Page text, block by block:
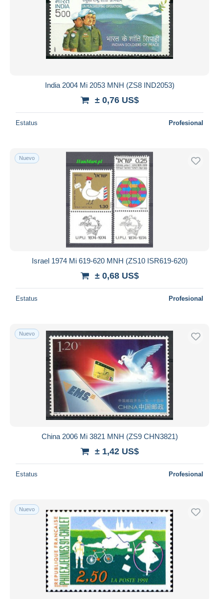
India 2004 Mi 2053 MNH (ZS8 IND2053)
± 0,76 US$
Estatus Profesional
Nuevo
Israel 1974 Mi 619-620 MNH (ZS10 ISR619-620)
± 0,68 US$
Estatus Profesional
Nuevo
China 2006 Mi 3821 MNH (ZS9 CHN3821)
± 1,42 US$
Estatus Profesional
Nuevo